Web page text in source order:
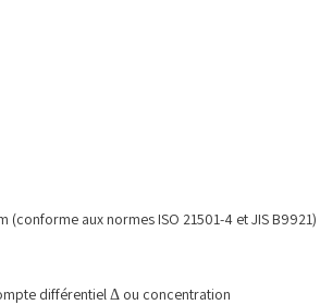
(conforme aux normes ISO 21501-4 et JIS B9921)
différentiel Δ ou concentration